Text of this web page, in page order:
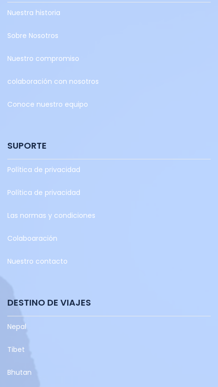
Nuestra historia
Sobre Nosotros
Nuestro compromiso
colaboración con nosotros
Conoce nuestro equipo
SUPORTE
Política de privacidad
Política de privacidad
Las normas y condiciones
Colaboaración
Nuestro contacto
DESTINO DE VIAJES
Nepal
Tibet
Bhutan